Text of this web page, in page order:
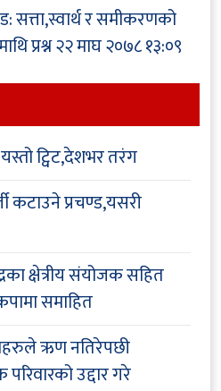
सत्ता,स्वार्थ र समीकरणको
प्रश्न२२ माघ २०७८ १३:०९
ट्विट,देशभर तरंग
कटाउने प्रचण्ड,यसरी
क्षेत्रीय संयोजक सहित
समाहित
ऋण नतिरेपछी
उद्दार गरे